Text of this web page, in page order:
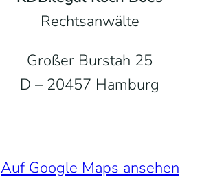
Rechtsanwälte
Großer Burstah 25
D – 20457 Hamburg
Auf Google Maps ansehen